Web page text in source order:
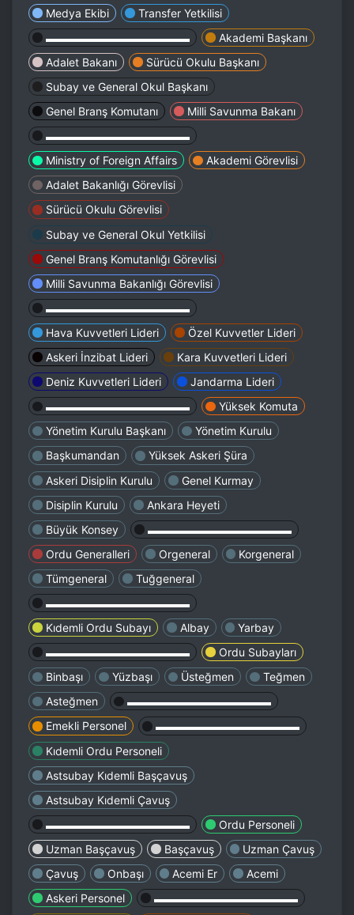
Medya Ekibi
Transfer Yetkilisi
▬▬▬▬▬▬▬▬▬▬▬▬▬
Akademi Başkanı
Adalet Bakanı
Sürücü Okulu Başkanı
Subay ve General Okul Başkanı
Genel Branş Komutanı
Milli Savunma Bakanı
▬▬▬▬▬▬▬▬▬▬▬▬▬
Ministry of Foreign Affairs
Akademi Görevlisi
Adalet Bakanlığı Görevlisi
Sürücü Okulu Görevlisi
Subay ve General Okul Yetkilisi
Genel Branş Komutanlığı Görevlisi
Milli Savunma Bakanlığı Görevlisi
▬▬▬▬▬▬▬▬▬▬▬▬▬
Hava Kuvvetleri Lideri
Özel Kuvvetler Lideri
Askeri İnzibat Lideri
Kara Kuvvetleri Lideri
Deniz Kuvvetleri Lideri
Jandarma Lideri
▬▬▬▬▬▬▬▬▬▬▬▬▬
Yüksek Komuta
Yönetim Kurulu Başkanı
Yönetim Kurulu
Başkumandan
Yüksek Askeri Şüra
Askeri Disiplin Kurulu
Genel Kurmay
Disiplin Kurulu
Ankara Heyeti
Büyük Konsey
▬▬▬▬▬▬▬▬▬▬▬▬▬
Ordu Generalleri
Orgeneral
Korgeneral
Tümgeneral
Tuğgeneral
▬▬▬▬▬▬▬▬▬▬▬▬▬
Kıdemli Ordu Subayı
Albay
Yarbay
▬▬▬▬▬▬▬▬▬▬▬▬▬
Ordu Subayları
Binbaşı
Yüzbaşı Üsteğmen
Teğmen
Asteğmen
▬▬▬▬▬▬▬▬▬▬▬▬▬
Emekli Personel
▬▬▬▬▬▬▬▬▬▬▬▬▬
Kıdemli Ordu Personeli
Astsubay Kıdemli Başçavuş
Astsubay Kıdemli Çavuş
▬▬▬▬▬▬▬▬▬▬▬▬▬
Ordu Personeli
Uzman Başçavuş
Başçavuş
Uzman Çavuş
Çavuş
Onbaşı Acemi Er
Acemi
Askeri Personel
▬▬▬▬▬▬▬▬▬▬▬▬▬